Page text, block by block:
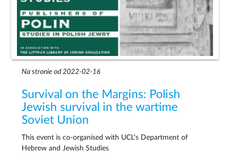
Na stronie od 2022-02-16
Survival on the Margins: Polish
Jewish survival in the wartime
Soviet Union
This event is co-organised with UCL's Department of
Hebrew and Jewish Studies